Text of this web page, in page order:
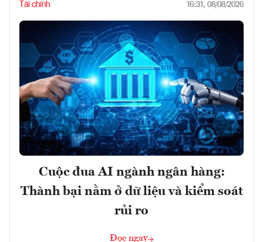
Tài chính 16:31, 08/08/2026
Cuộc đua AI ngành ngân hàng:
Thành bại nằm ở dữ liệu và kiểm soát
rủi ro
Đọc ngay